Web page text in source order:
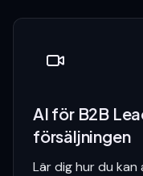
AI för B2B
försäljningen
Lär dig hur du